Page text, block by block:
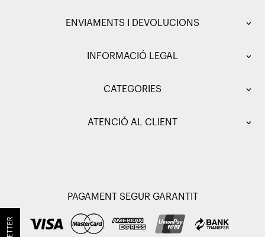
ENVIAMENTS I DEVOLUCIONS
INFORMACIÓ LEGAL
CATEGORIES
ATENCIÓ AL CLIENT
PAGAMENT SEGUR GARANTIT